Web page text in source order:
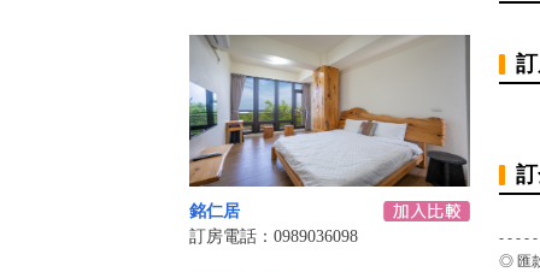
銘仁居
訂房電話：0989036098
- - - -
◎ 匯